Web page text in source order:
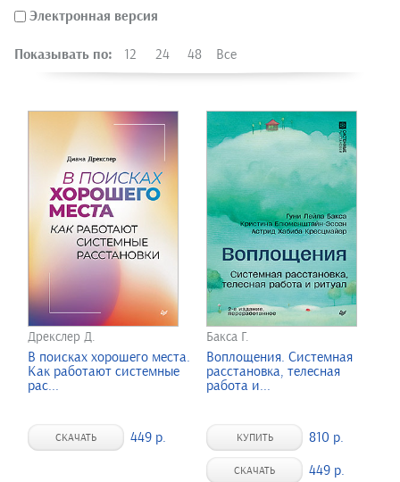
Электронная версия
Показывать по: 12 24 48 Все
Дрекслер Д.
В поисках хорошего места.
Как работают системные
рас...
СКАЧАТЬ 449 р.
Бакса Г.
Воплощения. Системная
расстановка, телесная
работа и...
КУПИТЬ 810 р.
СКАЧАТЬ 449 р.